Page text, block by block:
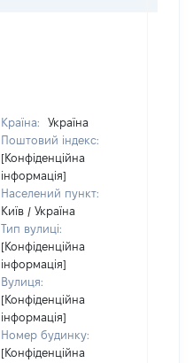
Країна:
Україна
Поштовий індекс:
[Конфіденційна
інформація]
Населений пункт:
Київ / Україна
Тип вулиці:
[Конфіденційна
інформація]
Вулиця:
[Конфіденційна
інформація]
Номер будинку:
[Конфіденційна